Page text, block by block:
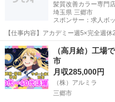
髪質改善カラー専門
埼玉県 三郷市
スポンサー：求人ボ
【仕事内容】アカデミー週5×完全週
ク代無料 月給23万円 <募集職種> 美
付・接客・施術を中心としたサロン
50% ・カラー8...
正社員
（高月給）工場
市
月収285,000円
（株）アルミラ
三郷市